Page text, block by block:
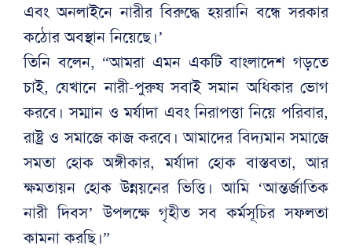
এবং অনলাইনে নারীর বিরুদ্ধে হয়রানি বন্ধে সরকার
কঠোর অবস্থান নিয়েছে।’
তিনি বলেন, “আমরা এমন একটি বাংলাদেশ গড়তে
চাই, যেখানে নারী-পুরুষ সবাই সমান অধিকার ভোগ
করবে। সম্মান ও মর্যাদা এবং নিরাপত্তা নিয়ে পরিবার,
রাষ্ট্র ও সমাজে কাজ করবে। আমাদের বিদ্যমান সমাজে
সমতা হোক অঙ্গীকার, মর্যাদা হোক বাস্তবতা, আর
ক্ষমতায়ন হোক উন্নয়নের ভিত্তি। আমি ‘আন্তর্জাতিক
নারী দিবস’ উপলক্ষে গৃহীত সব কর্মসূচির সফলতা
কামনা করছি।”